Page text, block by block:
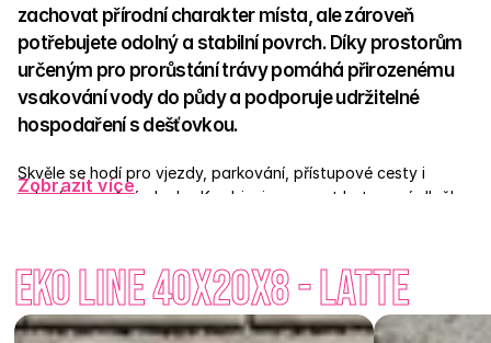
zachovat přírodní charakter místa, ale zároveň
potřebujete odolný a stabilní povrch. Díky prostorům
určeným pro prorůstání trávy pomáhá přirozenému
vsakování vody do půdy a podporuje udržitelné
hospodaření s dešťovkou.
Skvěle se hodí pro vjezdy, parkování, přístupové cesty i
zelené zpevněné plochy. Kombinuje pevnost betonové dlažby
se snadno přizpůsobí okolnímu prostředí. Na výběr jsou různé
formáty: 60×40×8, 60×40×10, Eko Line 40×20×8, Eko Kostka
20×20×8, Eko Ičko 19,6×16,2×8 – všechny navržené pro
Zobrazit více
Eko Line 40x20x8 - Latte